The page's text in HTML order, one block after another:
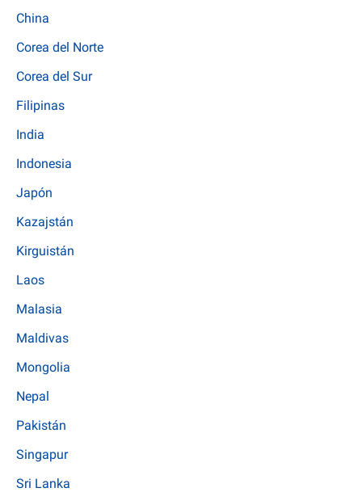
China
Corea del Norte
Corea del Sur
Filipinas
India
Indonesia
Japón
Kazajstán
Kirguistán
Laos
Malasia
Maldivas
Mongolia
Nepal
Pakistán
Singapur
Sri Lanka